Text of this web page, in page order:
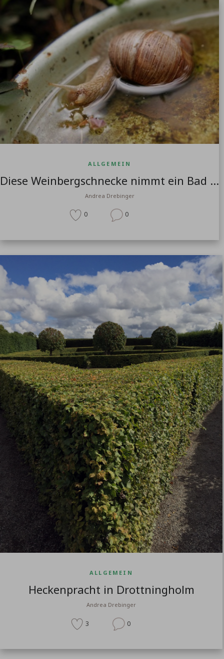
ALLGEMEIN
Diese Weinbergschnecke nimmt ein Bad ...
Andrea Drebinger
0 0
ALLGEMEIN
Heckenpracht in Drottningholm
Andrea Drebinger
3 0